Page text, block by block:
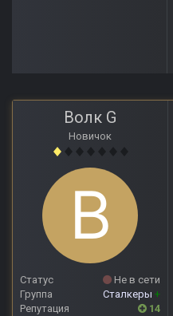
Волк G
Новичок
Статус
Не в сети
Группа
Сталкеры +
Репутация
14